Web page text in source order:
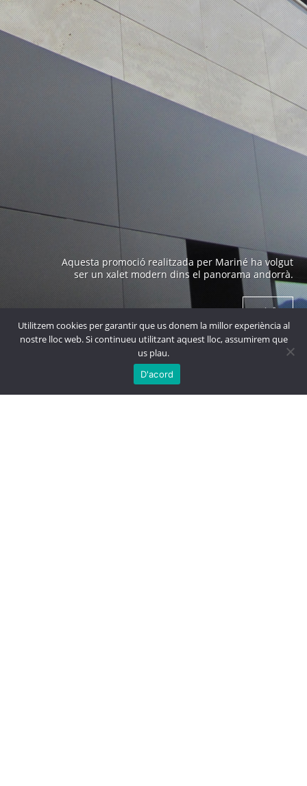
Aquesta promoció realitzada per Mariné ha volgut
ser un xalet modern dins el panorama andorrà.
+ info
Edifici emblemàtic a Andorra construït als anys 70 i
obra de un arquitecte prestigiós com es en Ricard
Bofill.
+ info
PROJECTES
Utilitzem cookies per garantir que us donem la millor experiència al
nostre lloc web. Si continueu utilitzant aquest lloc, assumirem que
us plau.
D'acord